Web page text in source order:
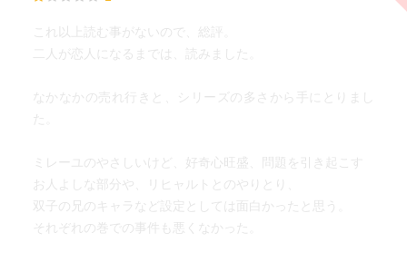
これ以上読む事がないので、総評。
二人が恋人になるまでは、読みました。
なかなかの売れ行きと、シリーズの多さから手にとりまし
た。
ミレーユのやさしいけど、好奇心旺盛、問題を引き起こす
お人よしな部分や、リヒャルトとのやりとり、
双子の兄のキャラなど設定としては面白かったと思う。
それぞれの巻での事件も悪くなかった。